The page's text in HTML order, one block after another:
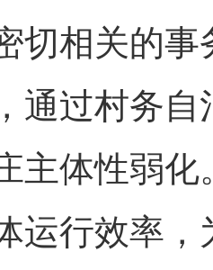
切相关的
通过村务
主体性弱化
运行效率